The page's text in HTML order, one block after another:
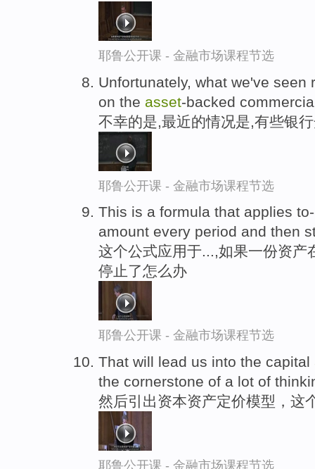
耶鲁公开课 - 金融市场课程节选
Unfortunately, what we've
on the asset-backed
不幸的是,最近的情况是,有些银
耶鲁公开课 - 金融市场课程节选
This is a formula that applies
amount every period and then
这个公式应用于...,如果一份资产
停止了怎么办
耶鲁公开课 - 金融市场课程节选
That will lead us into the capital
the cornerstone of a lot of
然后引出资本资产定价模型，这
耶鲁公开课 - 金融市场课程节选